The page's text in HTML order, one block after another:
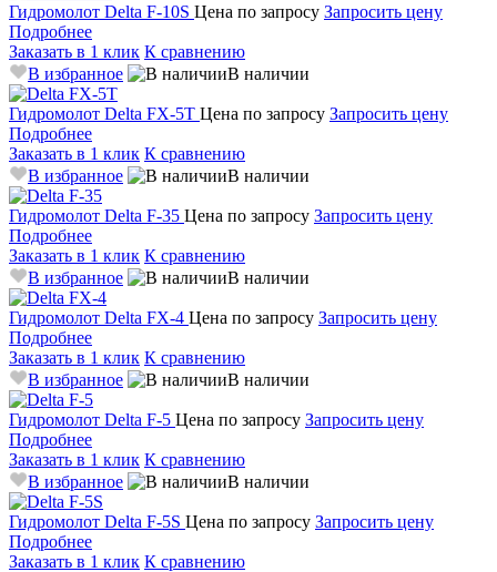
Гидромолот Delta F-10S Цена по запросу Запросить цену
Подробнее
Заказать в 1 клик К сравнению
В избранное
В наличии
Гидромолот Delta FX-5T Цена по запросу Запросить цену
Подробнее
Заказать в 1 клик К сравнению
В избранное
В наличии
Гидромолот Delta F-35 Цена по запросу Запросить цену
Подробнее
Заказать в 1 клик К сравнению
В избранное
В наличии
Гидромолот Delta FX-4 Цена по запросу Запросить цену
Подробнее
Заказать в 1 клик К сравнению
В избранное
В наличии
Гидромолот Delta F-5 Цена по запросу Запросить цену
Подробнее
Заказать в 1 клик К сравнению
В избранное
В наличии
Гидромолот Delta F-5S Цена по запросу Запросить цену
Подробнее
Заказать в 1 клик К сравнению